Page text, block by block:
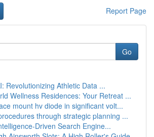
Report Page
Go
Revolutionizing Athletic Data ...
Wellness Residences: Your Retreat ...
mount hv diode in significant volt...
through strategic planning ...
Driven Search Engine...